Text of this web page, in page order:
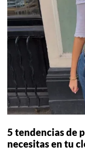
5 tendencias de
necesitas en tu